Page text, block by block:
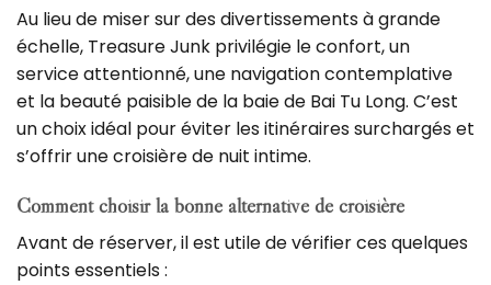
Au lieu de miser sur des divertissements à grande
échelle, Treasure Junk privilégie le confort, un
service attentionné, une navigation contemplative
et la beauté paisible de la baie de Bai Tu Long. C’est
un choix idéal pour éviter les itinéraires surchargés et
s’offrir une croisière de nuit intime.
Comment choisir la bonne alternative de croisière
Avant de réserver, il est utile de vérifier ces quelques
points essentiels :